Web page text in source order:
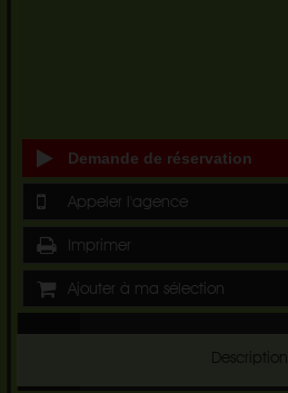
Demande de réservation
Appeler l'agence
Imprimer
Ajouter à ma sélection
Description